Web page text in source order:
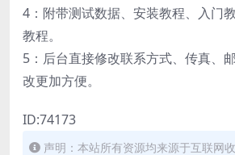
4：附带测试数据、安装教程、入门
教程。
5：后台直接修改联系方式、传真、
改更加方便。
ID:74173
声明：本站所有资源均来源于互联网